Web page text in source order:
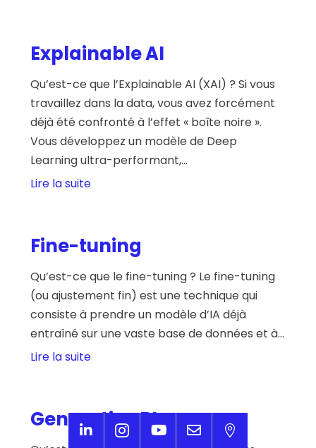
Explainable AI
Qu’est-ce que l’Explainable AI (XAI) ? Si vous
travaillez dans la data, vous avez forcément
déjà été confronté à l’effet « boîte noire ».
Vous développez un modèle de Deep
Learning ultra-performant,...
Lire la suite
Fine-tuning
Qu’est-ce que le fine-tuning ? Le fine-tuning
(ou ajustement fin) est une technique qui
consiste à prendre un modèle d’IA déjà
entraîné sur une vaste base de données et à...
Lire la suite
Generative BI
    